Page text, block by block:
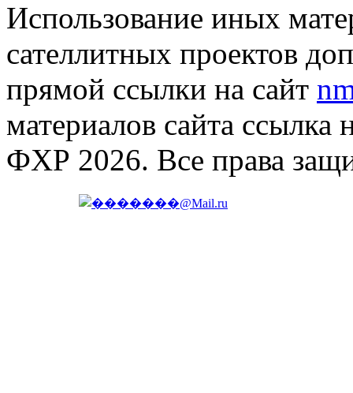
Использование иных
сателлитных проектов
прямой ссылки на сайт
материалов сайта ссылка
ФХР 2026. Все права